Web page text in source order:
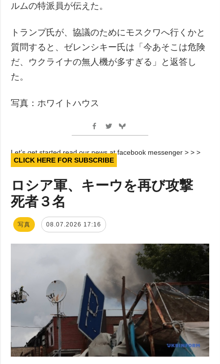
ルムの特派員が伝えた。
トランプ氏が、協議のためにモスクワへ行くかと
質問すると、ゼレンシキー氏は「今あそこは危険
だ、ウクライナの無人機が多すぎる」と返答し
た。
写真：ホワイトハウス
Let’s get started read our news at facebook messenger > > >
CLICK HERE FOR SUBSCRIBE
ロシア軍、キーウを再び攻撃
死者３名
写真 08.07.2026 17:16